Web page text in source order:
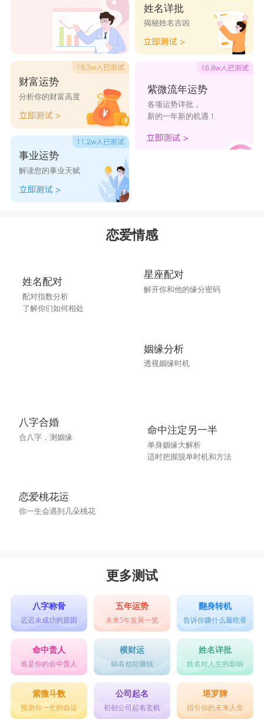
四皓。又通作昊。太皓，天也。《後汉·郞顗传》
太皓悦和，靁声乃发。《荀子·赋篇》皓天不复。
《注》皓，同昊。又天皓，星名。《史记·天官
书》岁隂在丑，星居寅，以十二月与尾箕晨出，曰
天皓。《前汉·天文志》作天昊。又与皞同。《楚
辞·远游》历太皓以左转。《注》卽太皞也。又
《唐韵》《韵会》《正韵》?古老切，音杲。皓
皓，洁白精莹貌。又姓。《吴越春秋》句践大夫皓
进。又《集韵》呼回切，音灰。发皓落也。刘昌宗
说。《玉篇》同皜。《集韵》或作皞暠䯫。《广
皓字在名字中的寓意好听的
皓河 皓新 皓洵
皓黎 皓甲
皓韶
班皓 皓阳 宾皓
仕皓 皓榜
皓名 皓酉
皓敛
财富运势
分析你的财富高度
事业运势
解读您的事业天赋
姓名详批
揭秘姓名吉凶
紫微流年运势
各项运势详批，
新的一年新的机遇！
恋爱情感
姓名配对
配对指数分析
了解你们如何相处
八字合婚
合八字，测姻缘
恋爱桃花运
你一生会遇到几朵桃花
星座配对
解开你和他的缘分密码
姻缘分析
透视姻缘时机
命中注定另一半
单身姻缘大解析
适时把握脱单时机和方法
更多测试
八字称骨
迟迟未成功的原因
五年运势
未来5年发展一览
翻身转机
告诉你赚什么最吃香
命中贵人
谁是你的命中贵人
横财运
躺着都能赚钱
姓名详批
姓名对人生的影响
紫微斗数
预测你一生的命运
公司起名
初创公司起名玄机
塔罗牌
指引你的未来人生